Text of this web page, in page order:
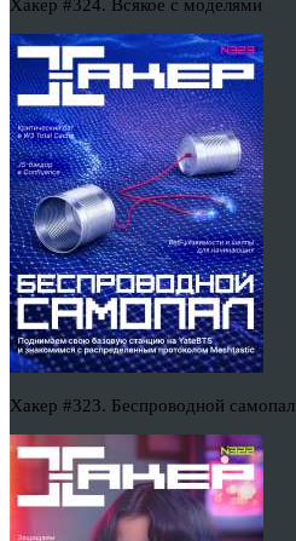
Хакер #324. Всякое с моделями
Хакер #323. Беспроводной самопал